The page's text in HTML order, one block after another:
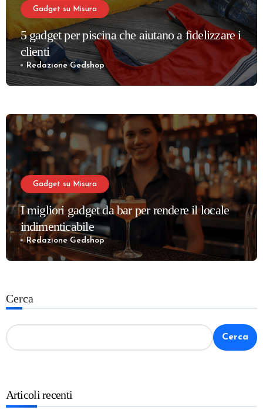
Gadget su Misura
5 gadget per piscina che aiutano a fidelizzare i
clienti
Redazione Gedshop
Gadget su Misura
I migliori gadget da bar per rendere il locale
indimenticabile
Redazione Gedshop
Cerca
Cerca
Articoli recenti